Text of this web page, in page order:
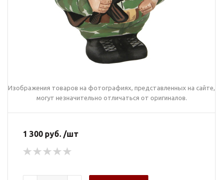
Изображения товаров на фотографиях, представленных на сайте,
могут незначительно отличаться от оригиналов.
1 300 руб. /шт